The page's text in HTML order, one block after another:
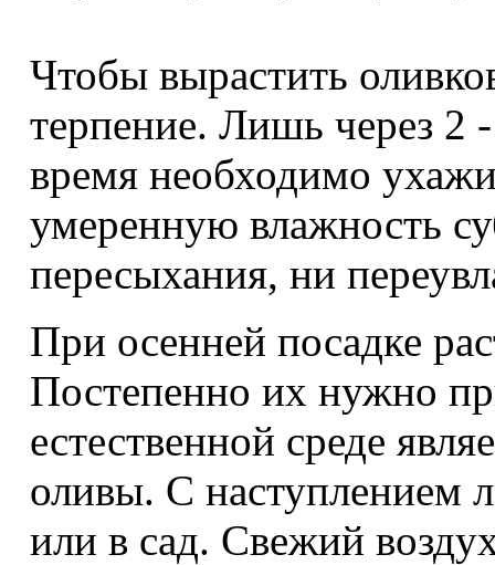
Чтобы вырастить
терпение. Лишь через 2
время необходимо
умеренную влажность
пересыхания, ни
При осенней посадке
Постепенно их нужно
естественной среде
оливы. С наступлением
или в сад. Свежий